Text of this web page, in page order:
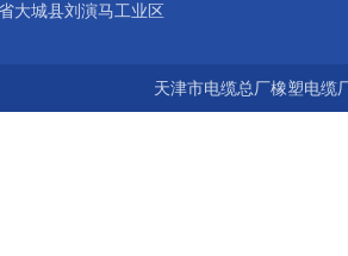
大城县刘演马工业区
天津市电缆总厂橡塑电